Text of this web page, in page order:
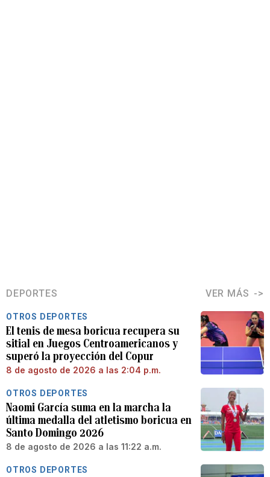
DEPORTES VER MÁS
OTROS DEPORTES
El tenis de mesa boricua recupera su
sitial en Juegos Centroamericanos y
superó la proyección del Copur
8 de agosto de 2026 a las 2:04 p.m.
OTROS DEPORTES
Naomi García suma en la marcha la
última medalla del atletismo boricua en
Santo Domingo 2026
8 de agosto de 2026 a las 11:22 a.m.
OTROS DEPORTES